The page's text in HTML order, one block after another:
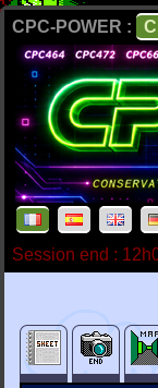
CPC-POWER :
Session end :